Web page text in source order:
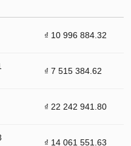
₫ 10 996 884.32
₫ 7 515 384.62
₫ 22 242 941.80
₫ 14 061 551.63